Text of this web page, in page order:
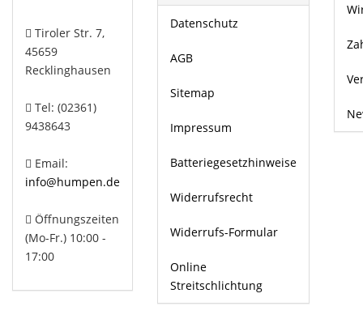
Tiroler Str. 7,
45659
Recklinghausen
Tel: (02361)
9438643
Email:
info@humpen.de
Öffnungszeiten
(Mo-Fr.) 10:00 -
17:00
Datenschutz
AGB
Sitemap
Impressum
Batteriegesetzhinweise
Widerrufsrecht
Widerrufs-Formular
Online
Streitschlichtung